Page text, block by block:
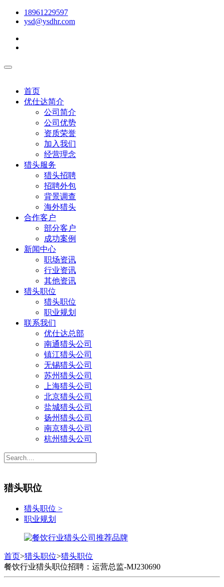
18961229597
ysd@ysdhr.com
首页
优仕达简介
公司简介
公司优势
资质荣誉
加入我们
经营理念
猎头服务
猎头招聘
招聘外包
背景调查
海外猎头
合作客户
部分客户
成功案例
新闻中心
职场资讯
行业资讯
其他资讯
猎头职位
猎头职位
职业规划
联系我们
优仕达总部
南通猎头公司
镇江猎头公司
无锡猎头公司
苏州猎头公司
上海猎头公司
北京猎头公司
盐城猎头公司
扬州猎头公司
南京猎头公司
杭州猎头公司
猎头职位
猎头职位 >
职业规划
首页>猎头职位>猎头职位
餐饮行业猎头职位招聘：运营总监-MJ230690